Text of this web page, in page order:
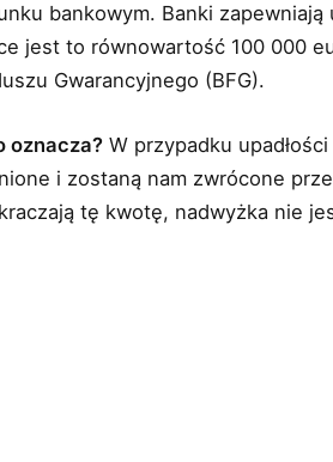
bankowym. Banki
jest to równowartość 100 000
Gwarancyjnego (BFG).
oznacza? W przypadku
i zostaną nam zwrócone
tę kwotę, nadwyżka nie